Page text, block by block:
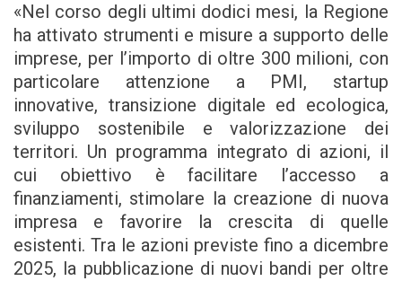
«Nel corso degli ultimi dodici mesi, la Regione
ha attivato strumenti e misure a supporto delle
imprese, per l’importo di oltre 300 milioni, con
particolare attenzione a PMI, startup
innovative, transizione digitale ed ecologica,
sviluppo sostenibile e valorizzazione dei
territori. Un programma integrato di azioni, il
cui obiettivo è facilitare l’accesso a
finanziamenti, stimolare la creazione di nuova
impresa e favorire la crescita di quelle
esistenti. Tra le azioni previste fino a dicembre
2025, la pubblicazione di nuovi bandi per oltre